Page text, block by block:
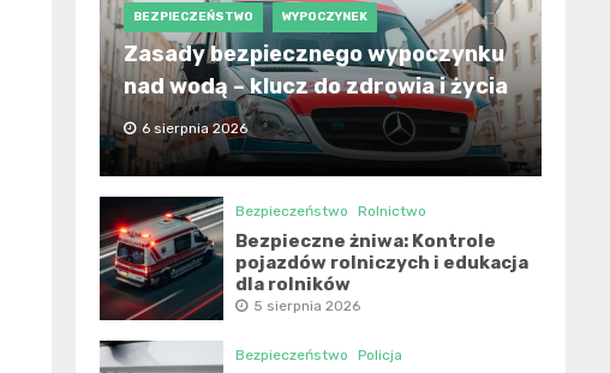
BEZPIECZEŃSTWO WYPOCZYNEK
Zasady bezpiecznego wypoczynku
nad wodą – klucz do zdrowia i życia
6 sierpnia 2026
Bezpieczeństwo Rolnictwo
Bezpieczne żniwa: Kontrole
pojazdów rolniczych i edukacja
dla rolników
5 sierpnia 2026
Bezpieczeństwo Policja